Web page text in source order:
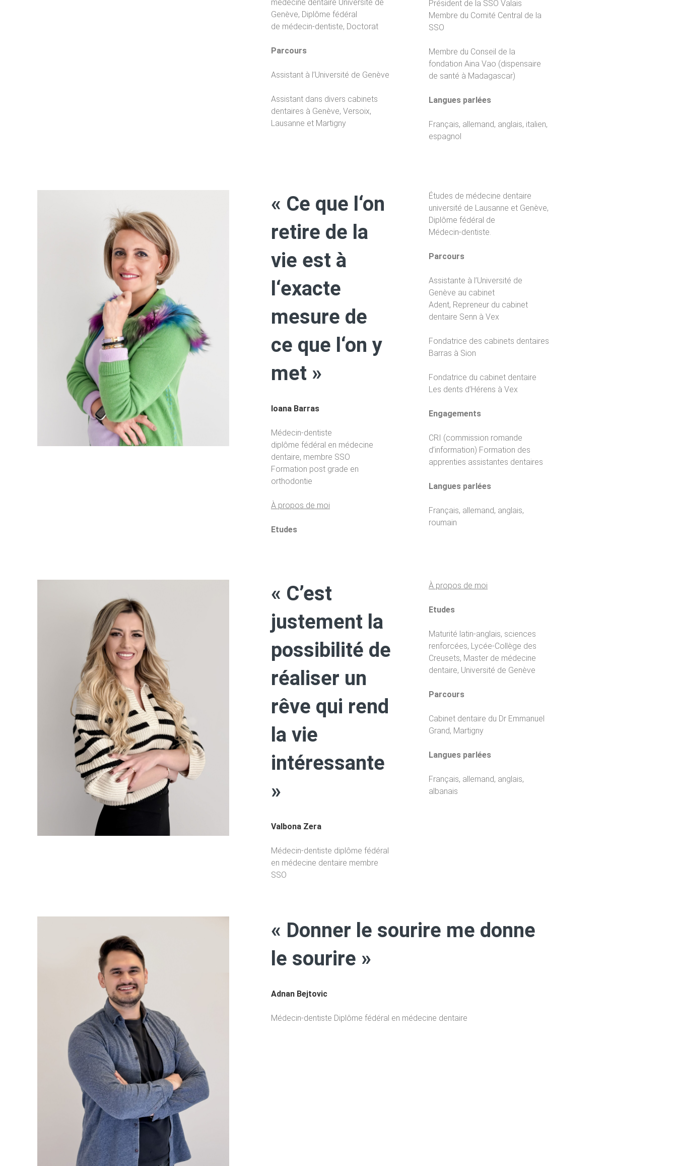
médecine dentaire Université de
Genève, Diplôme fédéral
de médecin-dentiste, Doctorat
Parcours
Assistant à l’Université de Genève
Assistant dans divers cabinets
dentaires à Genève, Versoix,
Lausanne et Martigny
Président de la SSO Valais
Membre du Comité Central de la
SSO
Membre du Conseil de la
fondation Aina Vao (dispensaire
de santé à Madagascar)
Langues parlées
Français, allemand, anglais, italien,
espagnol
« Ce que l‘on
retire de la
vie est à
l‘exacte
mesure de
ce que l‘on y
met »
Ioana Barras
Médecin-dentiste
diplôme fédéral en médecine
dentaire, membre SSO
Formation post grade en
orthodontie
À propos de moi
Etudes
Études de médecine dentaire
université de Lausanne et Genève,
Diplôme fédéral de
Médecin-dentiste.
Parcours
Assistante à l’Université de
Genève au cabinet
Adent, Repreneur du cabinet
dentaire Senn à Vex
Fondatrice des cabinets dentaires
Barras à Sion
Fondatrice du cabinet dentaire
Les dents d’Hérens à Vex
Engagements
CRI (commission romande
d’information) Formation des
apprenties assistantes dentaires
Langues parlées
Français, allemand, anglais,
roumain
« C’est
justement la
possibilité de
réaliser un
rêve qui rend
la vie
intéressante
»
Valbona Zera
Médecin-dentiste diplôme fédéral
en médecine dentaire membre
SSO
À propos de moi
Etudes
Maturité latin-anglais, sciences
renforcées, Lycée-Collège des
Creusets, Master de médecine
dentaire, Université de Genève
Parcours
Cabinet dentaire du Dr Emmanuel
Grand, Martigny
Langues parlées
Français, allemand, anglais,
albanais
« Donner le sourire me donne
le sourire »
Adnan Bejtovic
Médecin-dentiste Diplôme fédéral en médecine dentaire